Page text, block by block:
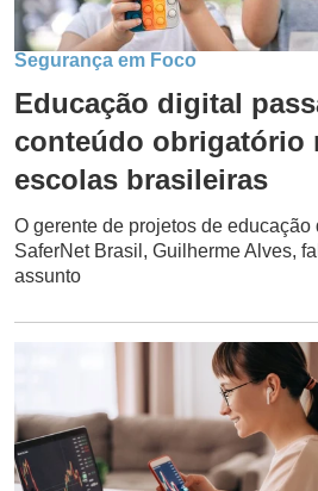
Segurança em Foco
Educação digital
conteúdo obrigatório
escolas brasileiras
O gerente de projetos de educação
SaferNet Brasil, Guilherme Alves,
assunto